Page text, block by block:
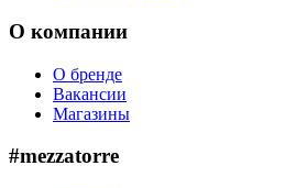
О компании
О бренде
Вакансии
Магазины
#mezzatorre